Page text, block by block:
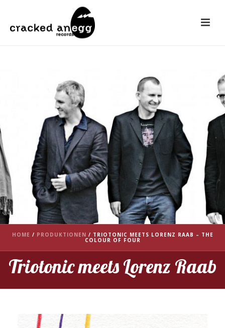
HOME / PRODUKTIONEN / TRIOTONIC MEETS LORENZ RAAB – THE
COLOUR OF FOUR
Triotonic meets Lorenz Raab